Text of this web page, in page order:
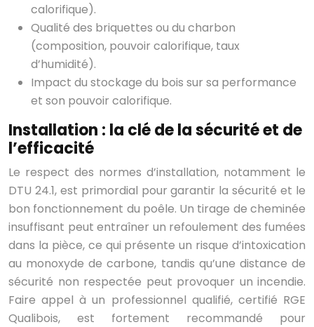
calorifique).
Qualité des briquettes ou du charbon
(composition, pouvoir calorifique, taux
d’humidité).
Impact du stockage du bois sur sa performance
et son pouvoir calorifique.
Installation : la clé de la sécurité et de
l’efficacité
Le respect des normes d’installation, notamment le
DTU 24.1, est primordial pour garantir la sécurité et le
bon fonctionnement du poêle. Un tirage de cheminée
insuffisant peut entraîner un refoulement des fumées
dans la pièce, ce qui présente un risque d’intoxication
au monoxyde de carbone, tandis qu’une distance de
sécurité non respectée peut provoquer un incendie.
Faire appel à un professionnel qualifié, certifié RGE
Qualibois, est fortement recommandé pour